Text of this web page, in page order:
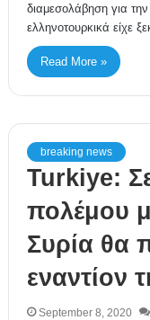
διαμεσολάβηση για
ελληνοτουρκικά είχε
Read More »
breaking news
Turkiye:
πολέμου
Συρία θα
εναντίον
September 8, 2020